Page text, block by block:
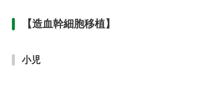
【造血幹細胞移植】
小児